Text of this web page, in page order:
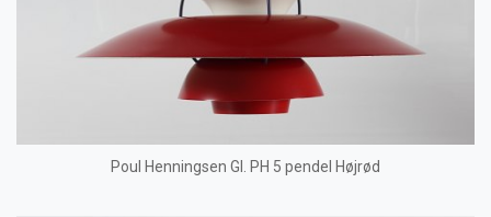
Poul Henningsen Gl. PH 5 pendel Højrød